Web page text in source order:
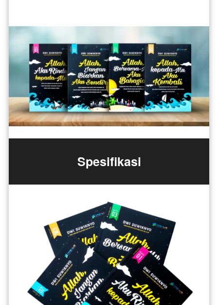
Spesifikasi